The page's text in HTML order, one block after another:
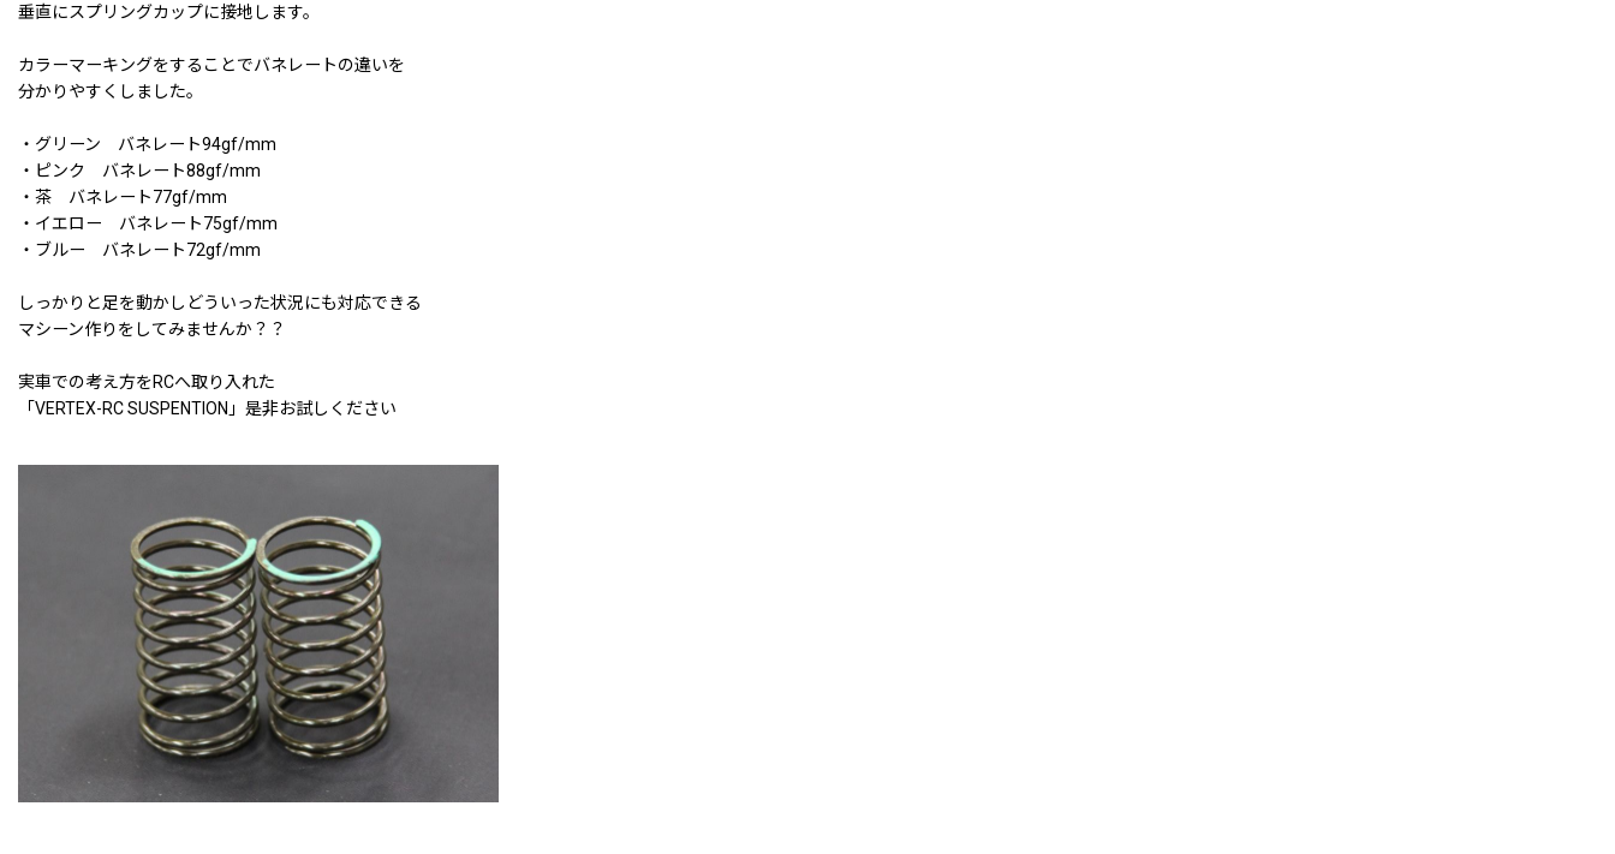
垂直にスプリングカップに接地します。
カラーマーキングをすることでバネレートの違いを
分かりやすくしました。
・グリーン バネレート94gf/mm
・ピンク バネレート88gf/mm
・茶 バネレート77gf/mm
・イエロー バネレート75gf/mm
・ブルー バネレート72gf/mm
しっかりと足を動かしどういった状況にも対応できる
マシーン作りをしてみませんか？？
実車での考え方をRCへ取り入れた
「VERTEX-RC SUSPENTION」是非お試しください